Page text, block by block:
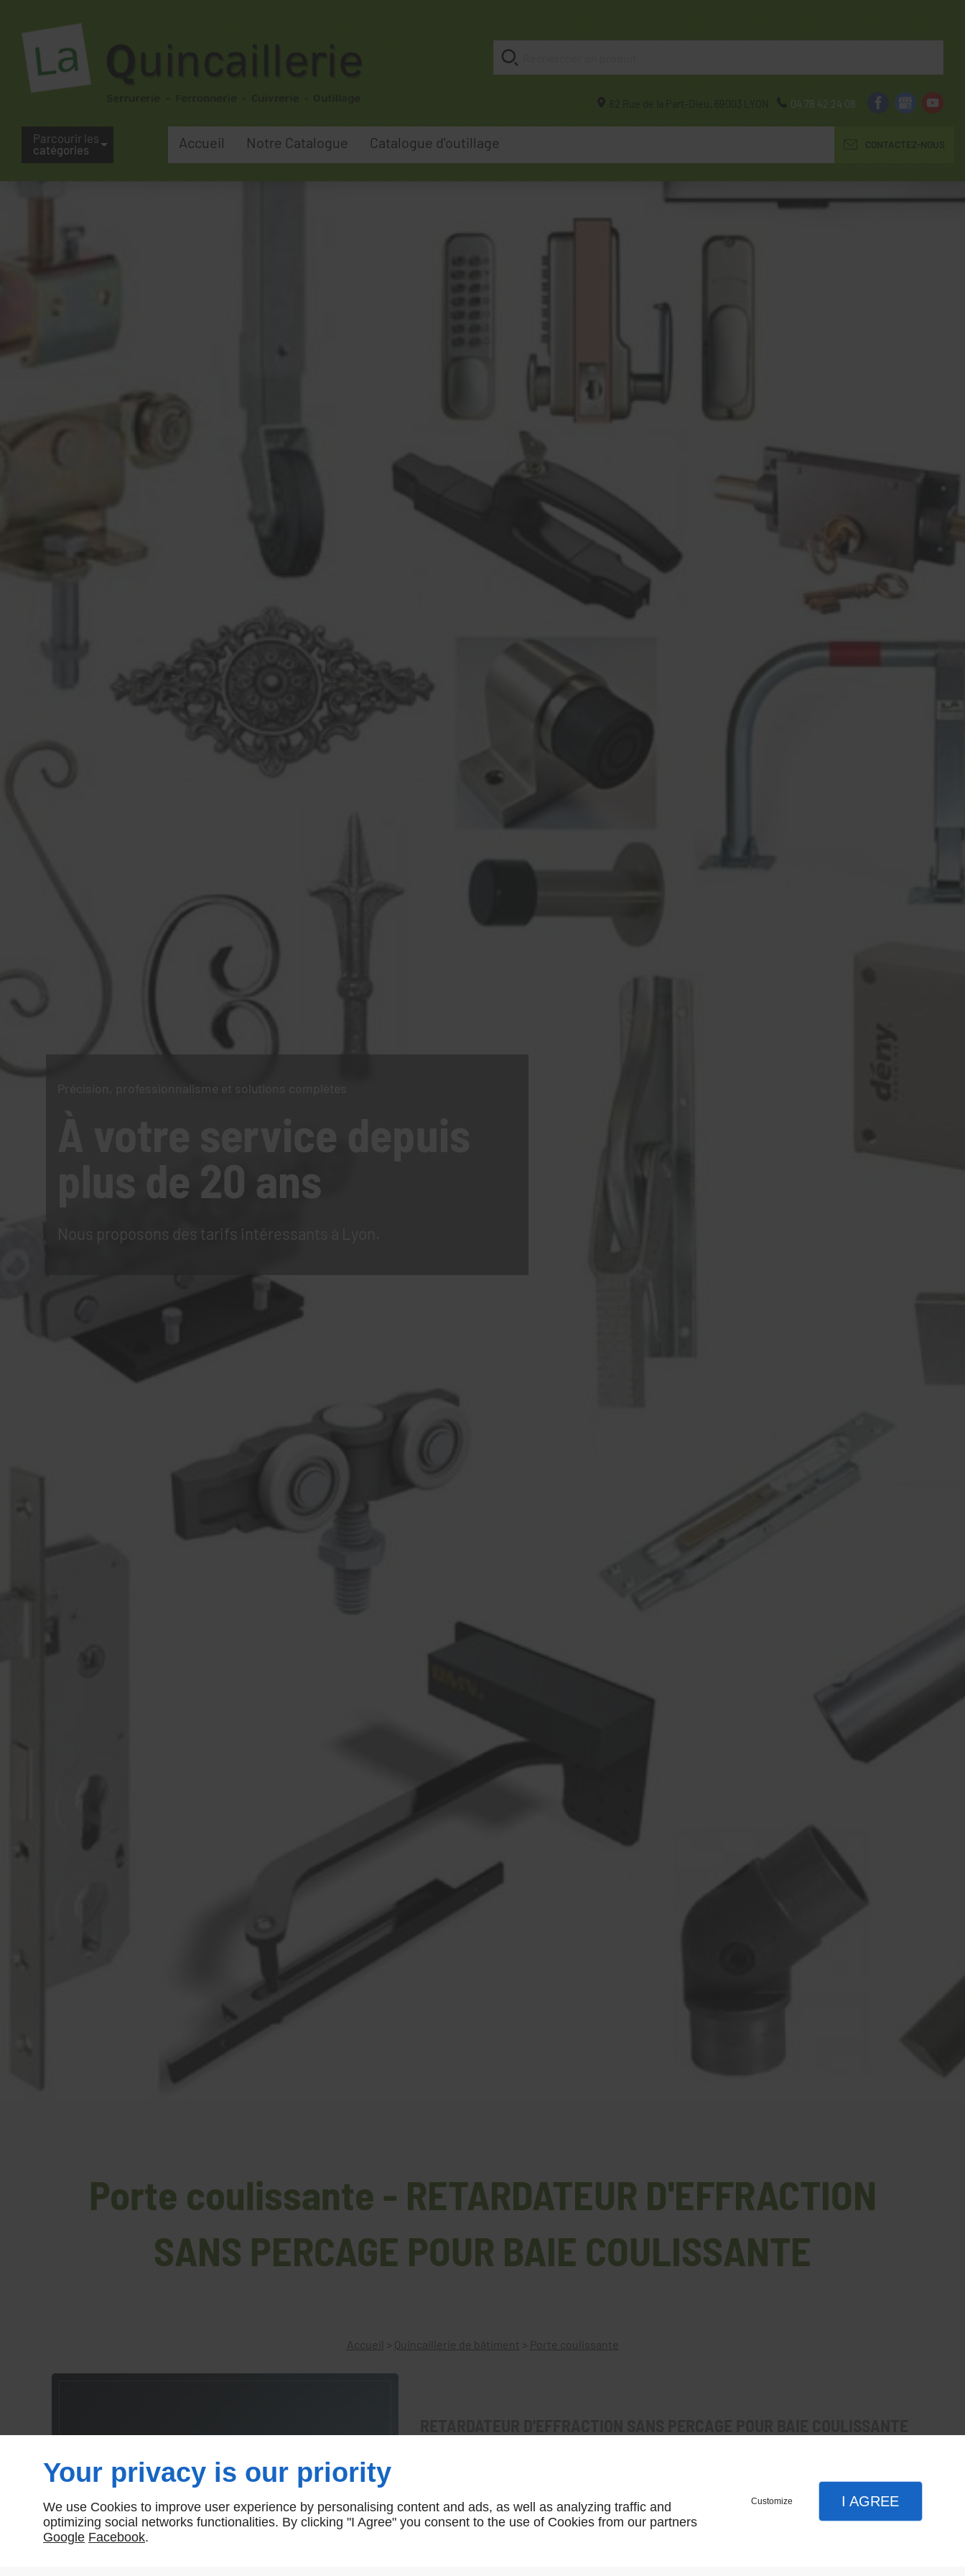
82 Rue de la Part-Dieu, 69003 LYON 04 78 42 24 08
Parcourir les
catégories
Accueil Notre Catalogue Catalogue d'outillage CONTACTEZ-NOUS
Précision, professionnalisme et solutions complètes
À votre service
plus de 20 ans
Nous proposons des tarifs intéressants à Lyon.
Porte coulissante - RETARDATEUR D'EFFRACTION
SANS PERCAGE POUR BAIE COULISSANTE
Accueil > Quincaillerie de bâtiment > Porte coulissante
Sans perçage
BKB
Your privacy is our priority
We use Cookies to improve user experience by personalising content and ads, as well as analyzing traffic and
optimizing social networks functionalities. By clicking "I Agree" you consent to the use of Cookies from our partners
Google Facebook.
Customize I AGREE